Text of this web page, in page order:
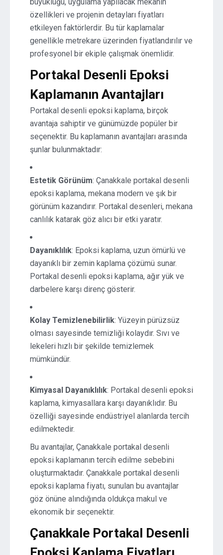
özellikleri ve projenin detayları fiyatları
etkileyen faktörlerdir. Bu tür kaplamalar
genellikle metrekare üzerinden fiyatlandırılır ve
profesyonel bir ekiple çalışmak önemlidir.
Portakal Desenli Epoksi
Kaplamanın Avantajları
Portakal desenli epoksi kaplama, birçok
avantaja sahiptir ve günümüzde popüler bir
seçenektir. Bu kaplamanın avantajları arasında
şunlar bulunmaktadır:
Estetik Görünüm: Çanakkale portakal desenli
epoksi kaplama, mekana modern ve şık bir
görünüm kazandırır. Portakal desenleri, mekana
canlılık katarak göz alıcı bir etki yaratır.
Dayanıklılık: Epoksi kaplama, uzun ömürlü ve
dayanıklı bir zemin kaplama çözümü sunar.
Portakal desenli epoksi kaplama, ağır yük ve
darbelere karşı direnç gösterir.
Kolay Temizlenebilirlik: Yüzeyin pürüzsüz
olması sayesinde temizliği kolaydır. Sıvı ve
lekeleri hızlı bir şekilde temizlemek
mümkündür.
Kimyasal Dayanıklılık: Portakal desenli epoksi
kaplama, kimyasallara karşı dayanıklıdır. Bu
özelliği sayesinde endüstriyel alanlarda tercih
edilmektedir.
Bu avantajlar, Çanakkale portakal desenli
epoksi kaplamanın tercih edilme sebebini
oluşturmaktadır. Çanakkale portakal desenli
epoksi kaplama fiyatı, sunulan bu avantajlar
göz önüne alındığında oldukça makul ve
ekonomik bir seçenektir.
Çanakkale Portakal Desenli